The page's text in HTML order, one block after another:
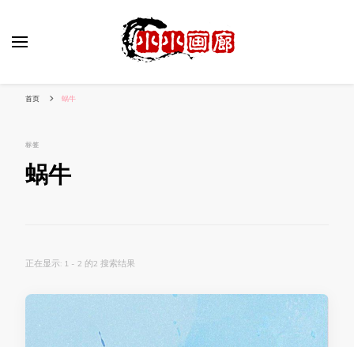
首页 蜗牛
标签
蜗牛
正在显示: 1 - 2 的2 搜索结果